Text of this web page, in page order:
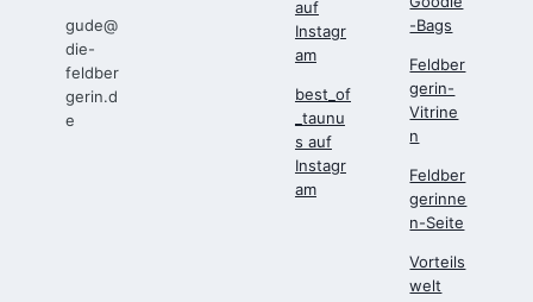
gude@
die-
feldber
gerin.d
e
auf
Instagr
am
best_of
_taunu
s auf
Instagr
am
-Bags
Feldber
gerin-
Vitrine
n
Feldber
gerinne
n-Seite
Vorteils
welt